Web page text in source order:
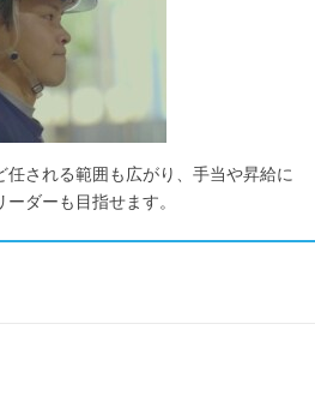
任される範囲も広がり、手当や昇給に
ダーも目指せます。